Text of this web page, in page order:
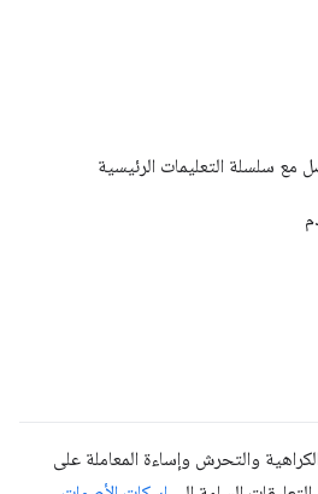
سلسلة التعليمات الرئيسية
والتحرش وإساءة المعاملة على